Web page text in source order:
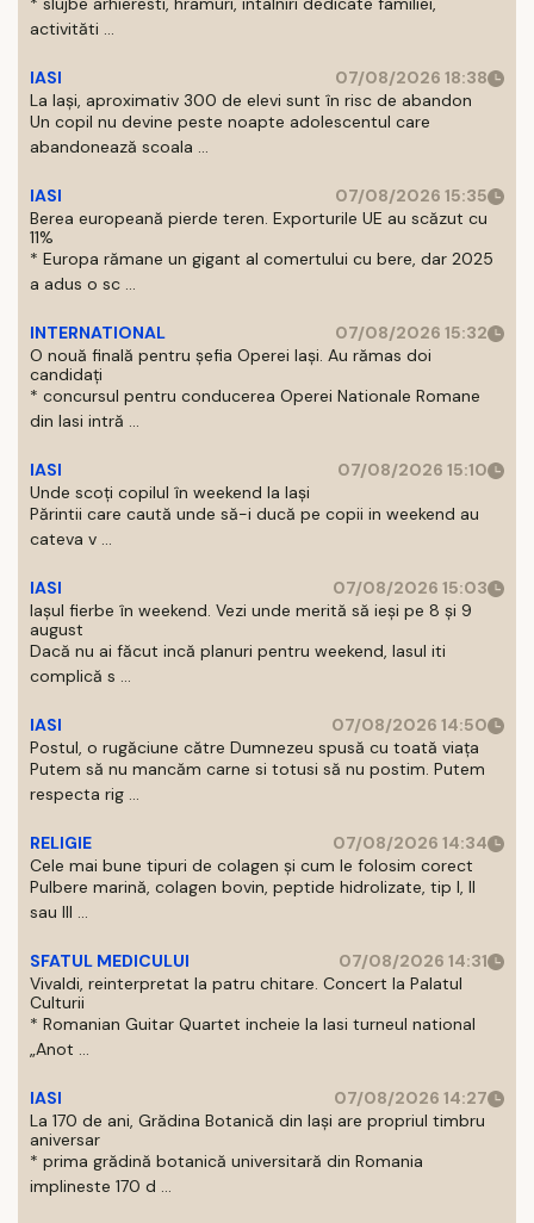
activităti ...
IASI
07/08/2026 18:38
La Iași, aproximativ 300 de elevi sunt în risc de abandon
Un copil nu devine peste noapte adolescentul care
abandonează scoala ...
IASI
07/08/2026 15:35
Berea europeană pierde teren. Exporturile UE au scăzut cu
11%
* Europa rămane un gigant al comertului cu bere, dar 2025
a adus o sc ...
INTERNATIONAL
07/08/2026 15:32
O nouă finală pentru șefia Operei Iași. Au rămas doi
candidați
* concursul pentru conducerea Operei Nationale Romane
din Iasi intră ...
IASI
07/08/2026 15:10
Unde scoți copilul în weekend la Iași
Părintii care caută unde să-i ducă pe copii in weekend au
cateva v ...
IASI
07/08/2026 15:03
Iașul fierbe în weekend. Vezi unde merită să ieși pe 8 și 9
august
Dacă nu ai făcut incă planuri pentru weekend, Iasul iti
complică s ...
IASI
07/08/2026 14:50
Postul, o rugăciune către Dumnezeu spusă cu toată viața
Putem să nu mancăm carne si totusi să nu postim. Putem
respecta rig ...
RELIGIE
07/08/2026 14:34
Cele mai bune tipuri de colagen și cum le folosim corect
Pulbere marină, colagen bovin, peptide hidrolizate, tip I, II
sau III ...
SFATUL MEDICULUI
07/08/2026 14:31
Vivaldi, reinterpretat la patru chitare. Concert la Palatul
Culturii
* Romanian Guitar Quartet incheie la Iasi turneul national
„Anot ...
IASI
07/08/2026 14:27
La 170 de ani, Grădina Botanică din Iași are propriul timbru
aniversar
* prima grădină botanică universitară din Romania
implineste 170 d ...